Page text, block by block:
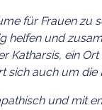
für Frauen zu
helfen und
Katharsis, ein
sich auch um die
und mit